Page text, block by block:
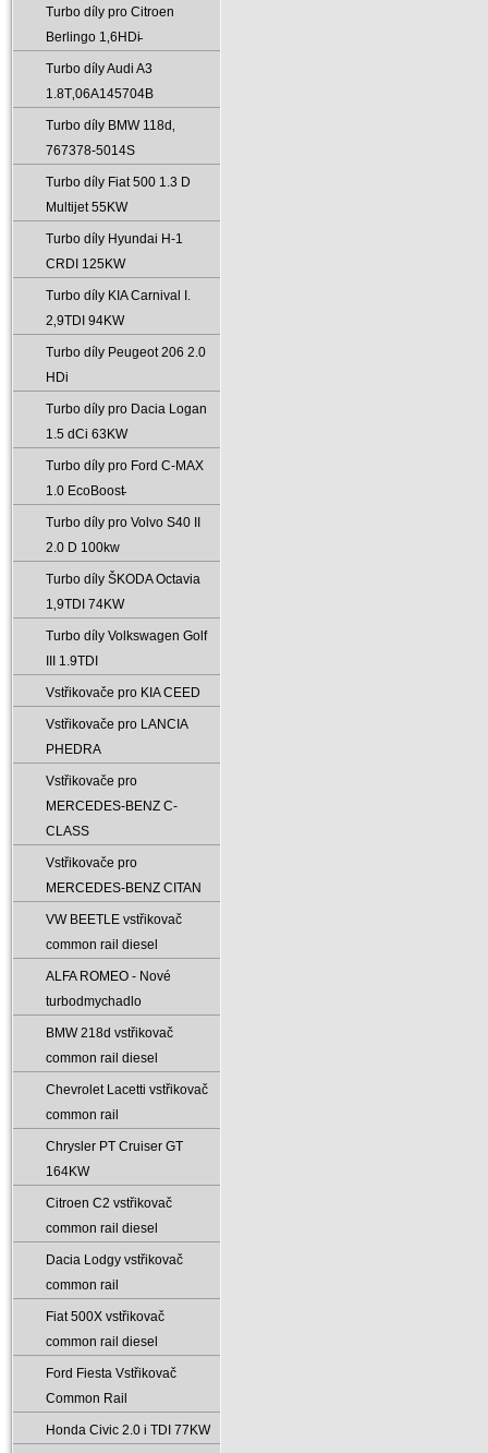
Turbo díly pro Citroen
Berlingo 1‚6HDi̵
Turbo díly Audi A3
1.8T‚06A145704B
Turbo díly BMW 118d‚
767378-5014S
Turbo díly Fiat 500 1.3 D
Multijet 55KW
Turbo díly Hyundai H-1
CRDI 125KW
Turbo díly KIA Carnival I.
2‚9TDI 94KW
Turbo díly Peugeot 206 2.0
HDi
Turbo díly pro Dacia Logan
1.5 dCi 63KW
Turbo díly pro Ford C-MAX
1.0 EcoBoost̵
Turbo díly pro Volvo S40 II
2.0 D 100kw
Turbo díly ŠKODA Octavia
1‚9TDI 74KW
Turbo díly Volkswagen Golf
III 1.9TDI
Vstřikovače pro KIA CEED
Vstřikovače pro LANCIA
PHEDRA
Vstřikovače pro
MERCEDES-BENZ C-
CLASS
Vstřikovače pro
MERCEDES-BENZ CITAN
VW BEETLE vstřikovač
common rail diesel
ALFA ROMEO - Nové
turbodmychadlo
BMW 218d vstřikovač
common rail diesel
Chevrolet Lacetti vstřikovač
common rail
Chrysler PT Cruiser GT
164KW
Citroen C2 vstřikovač
common rail diesel
Dacia Lodgy vstřikovač
common rail
Fiat 500X vstřikovač
common rail diesel
Ford Fiesta Vstřikovač
Common Rail
Honda Civic 2.0 i TDI 77KW